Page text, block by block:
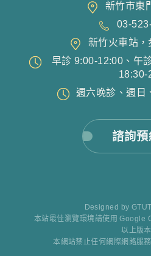
新竹市東
03-
新竹火車站
早診 9:00-12:00、午
18:30-
週六晚診、週日
諮詢預
Designed by GTUT
本站最佳瀏覽環境請使用 Google
以上版本
本網站禁止任何網際網路服